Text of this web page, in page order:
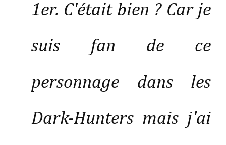
1er. C'était bien ? Car je
suis fan de ce
personnage dans les
Dark-Hunters mais j'ai